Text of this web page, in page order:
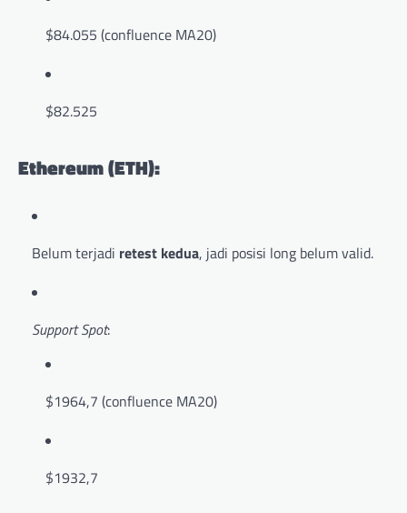
$84.055 (confluence MA20)
$82.525
Ethereum (ETH):
Belum terjadi retest kedua, jadi posisi long belum valid.
Support Spot:
$1964,7 (confluence MA20)
$1932,7